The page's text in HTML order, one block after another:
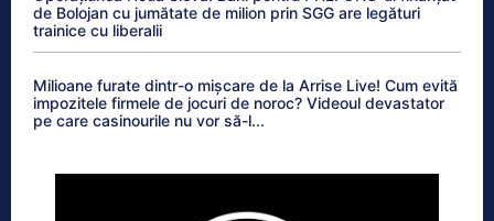
de Bolojan cu jumătate de milion prin SGG are legături
trainice cu liberalii
Milioane furate dintr-o mișcare de la Arrise Live! Cum evită
impozitele firmele de jocuri de noroc? Videoul devastator
pe care casinourile nu vor să-l...